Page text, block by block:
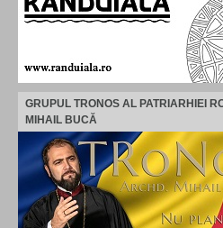
GRUPUL TRONOS AL PATRIARHIEI
MIHAIL BUCĂ